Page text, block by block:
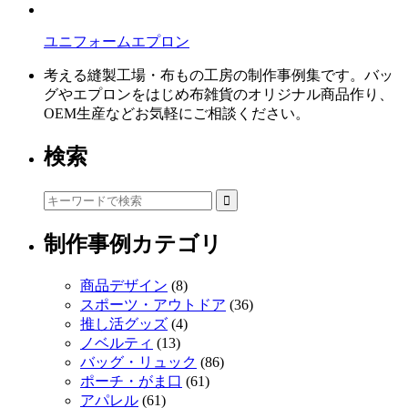
ユニフォームエプロン
考える縫製工場・布もの工房の制作事例集です。バッ
グやエプロンをはじめ布雑貨のオリジナル商品作り、
OEM生産などお気軽にご相談ください。
検索
制作事例カテゴリ
商品デザイン (8)
スポーツ・アウトドア (36)
推し活グッズ (4)
ノベルティ (13)
バッグ・リュック (86)
ポーチ・がま口 (61)
アパレル (61)